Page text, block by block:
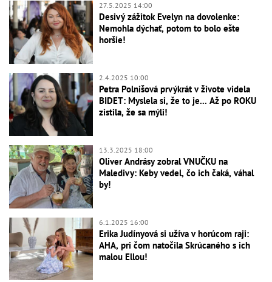
27.5.2025 14:00
Desivý zážitok Evelyn na dovolenke:
Nemohla dýchať, potom to bolo ešte
horšie!
2.4.2025 10:00
Petra Polnišová prvýkrát v živote videla
BIDET: Myslela si, že to je... Až po ROKU
zistila, že sa mýli!
13.3.2025 18:00
Oliver Andrásy zobral VNUČKU na
Maledivy: Keby vedel, čo ich čaká, váhal
by!
6.1.2025 16:00
Erika Judínyová si užíva v horúcom raji:
AHA, pri čom natočila Skrúcaného s ich
malou Ellou!